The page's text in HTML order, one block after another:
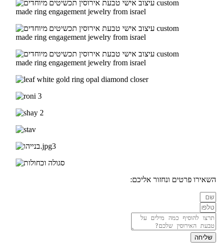
השאירו פרטים ונחזור אליכם:
שליחה